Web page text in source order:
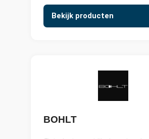
Bekijk producten
BOHLT